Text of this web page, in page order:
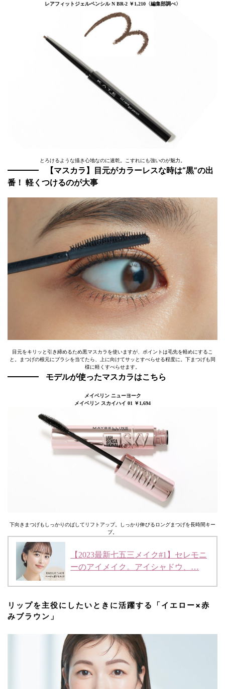
レアフィットジェルペンシル N BR-2 ￥1,210〈編集部調べ〉
とろけるような描き心地なのに速乾。こすれにも強いのが魅力。
【マスカラ】目元がカラーレスな時は“黒”の出
番！ 軽くつけるのが大事
目元をキリッと引き締めるため黒マスカラを使いますが、ポイントは毛先を軽めにするこ
と。まつげの根元にブラシを当てたら、上に向けてサッとすべらせる程度に。下まつげも同
様に軽くすべらせます。
モデルが使ったマスカラはこちら
メイベリン ニューヨーク
メイベリン スカイハイ 01 ￥1,694
下向きまつげもしっかりのばしてリフトアップ。しっかり伸びるロングまつげを長時間キー
プ。
【2023最新七五三メイク#1】セレモニ
ーのアイメイク。アイシャドウ、…
リップを主役にしたいときに活躍する「イエロー×赤
みブラウン」